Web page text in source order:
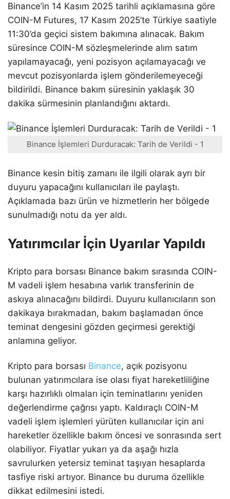
Binance’in 14 Kasım 2025 tarihli açıklamasına göre
COIN-M Futures, 17 Kasım 2025’te Türkiye saatiyle
11:30’da geçici sistem bakımına alınacak. Bakım
süresince COIN-M sözleşmelerinde alım satım
yapılamayacağı, yeni pozisyon açılamayacağı ve
mevcut pozisyonlarda işlem gönderilemeyeceği
bildirildi. Binance bakım süresinin yaklaşık 30
dakika sürmesinin planlandığını aktardı.
Binance İşlemleri Durduracak: Tarih de Verildi - 1
Binance kesin bitiş zamanı ile ilgili olarak ayrı bir
duyuru yapacağını kullanıcıları ile paylaştı.
Açıklamada bazı ürün ve hizmetlerin her bölgede
sunulmadığı notu da yer aldı.
Yatırımcılar İçin Uyarılar Yapıldı
Kripto para borsası Binance bakım sırasında COIN-
M vadeli işlem hesabına varlık transferinin de
askıya alınacağını bildirdi. Duyuru kullanıcıların son
dakikaya bırakmadan, bakım başlamadan önce
teminat dengesini gözden geçirmesi gerektiği
anlamına geliyor.
Kripto para borsası Binance, açık pozisyonu
bulunan yatırımcılara ise olası fiyat hareketliliğine
karşı hazırlıklı olmaları için teminatlarını yeniden
değerlendirme çağrısı yaptı. Kaldıraçlı COIN-M
vadeli işlem işlemleri yürüten kullanıcılar için ani
hareketler özellikle bakım öncesi ve sonrasında sert
olabiliyor. Fiyatlar yukarı ya da aşağı hızla
savrulurken yetersiz teminat taşıyan hesaplarda
tasfiye riski artıyor. Binance bu duruma özellikle
dikkat edilmesini istedi.